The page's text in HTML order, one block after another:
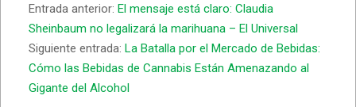
Entrada anterior: El mensaje está claro: Claudia
Sheinbaum no legalizará la marihuana – El Universal
Siguiente entrada: La Batalla por el Mercado de Bebidas:
Cómo las Bebidas de Cannabis Están Amenazando al
Gigante del Alcohol